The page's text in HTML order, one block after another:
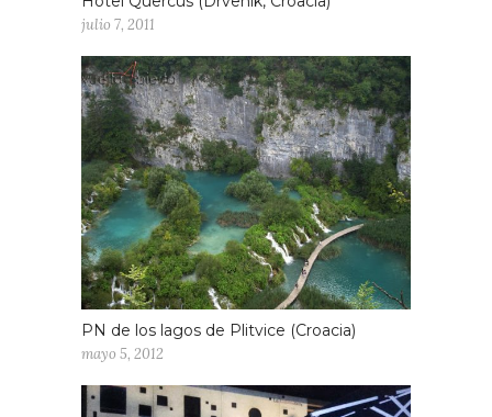
julio 7, 2011
PN de los lagos de Plitvice (Croacia)
mayo 5, 2012